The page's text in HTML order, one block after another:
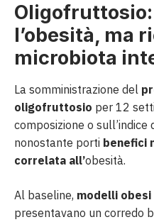
l’obesità, ma
microbiota
La somministrazione del
oligofruttosio per 12
composizione o sull’indice
nonostante porti benefici
correlata all’obesità.
Al baseline, modelli obesi
presentavano un corredo